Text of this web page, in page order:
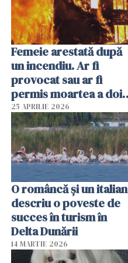
Femeie arestată după
un incendiu. Ar fi
provocat sau ar fi
permis moartea a doi
copii de 1 an și 3 ani
25 APRILIE 2026
O româncă și un italian
descriu o poveste de
succes în turism în
Delta Dunării
14 MARTIE 2026